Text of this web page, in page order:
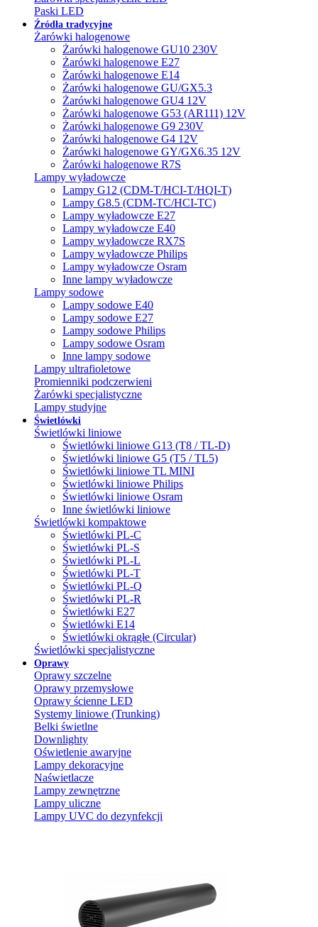
Paski LED
Źródła tradycyjne
Żarówki halogenowe
Żarówki halogenowe GU10 230V
Żarówki halogenowe E27
Żarówki halogenowe E14
Żarówki halogenowe GU/GX5.3
Żarówki halogenowe GU4 12V
Żarówki halogenowe G53 (AR111) 12V
Żarówki halogenowe G9 230V
Żarówki halogenowe G4 12V
Żarówki halogenowe GY/GX6.35 12V
Żarówki halogenowe R7S
Lampy wyładowcze
Lampy G12 (CDM-T/HCI-T/HQI-T)
Lampy G8.5 (CDM-TC/HCI-TC)
Lampy wyładowcze E27
Lampy wyładowcze E40
Lampy wyładowcze RX7S
Lampy wyładowcze Philips
Lampy wyładowcze Osram
Inne lampy wyładowcze
Lampy sodowe
Lampy sodowe E40
Lampy sodowe E27
Lampy sodowe Philips
Lampy sodowe Osram
Inne lampy sodowe
Lampy ultrafioletowe
Promienniki podczerwieni
Żarówki specjalistyczne
Lampy studyjne
Świetlówki
Świetlówki liniowe
Świetlówki liniowe G13 (T8 / TL-D)
Świetlówki liniowe G5 (T5 / TL5)
Świetlówki liniowe TL MINI
Świetlówki liniowe Philips
Świetlówki liniowe Osram
Inne świetlówki liniowe
Świetlówki kompaktowe
Świetlówki PL-C
Świetlówki PL-S
Świetlówki PL-L
Świetlówki PL-T
Świetlówki PL-Q
Świetlówki PL-R
Świetlówki E27
Świetlówki E14
Świetlówki okrągłe (Circular)
Świetlówki specjalistyczne
Oprawy
Oprawy szczelne
Oprawy przemysłowe
Oprawy ścienne LED
Systemy liniowe (Trunking)
Belki świetlne
Downlighty
Oświetlenie awaryjne
Lampy dekoracyjne
Naświetlacze
Lampy zewnętrzne
Lampy uliczne
Lampy UVC do dezynfekcji